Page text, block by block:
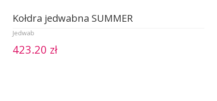
Kołdra jedwabna SUMMER
Jedwab
423.20 zł